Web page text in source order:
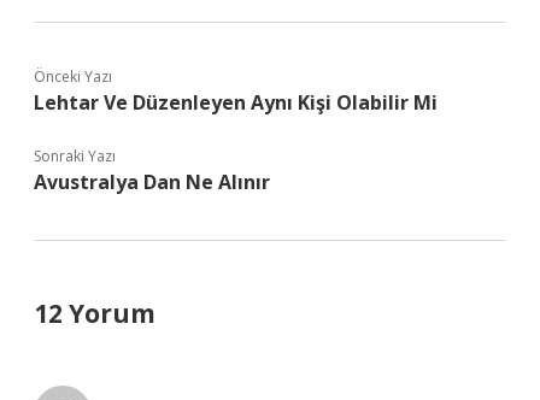
Önceki Yazı
Lehtar Ve Düzenleyen Aynı Kişi Olabilir Mi
Sonraki Yazı
Avustralya Dan Ne Alınır
12 Yorum